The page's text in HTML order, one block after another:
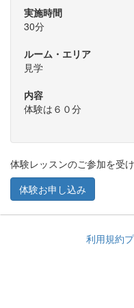
実施時間
30分
ルーム・エリア
見学
内容
体験は６０分
体験レッスンのご参加を受
体験お申し込み
利用規約